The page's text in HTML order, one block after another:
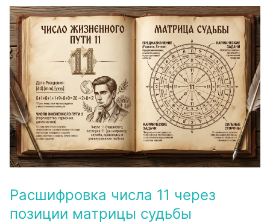
Расшифровка числа 11 через
позиции матрицы судьбы